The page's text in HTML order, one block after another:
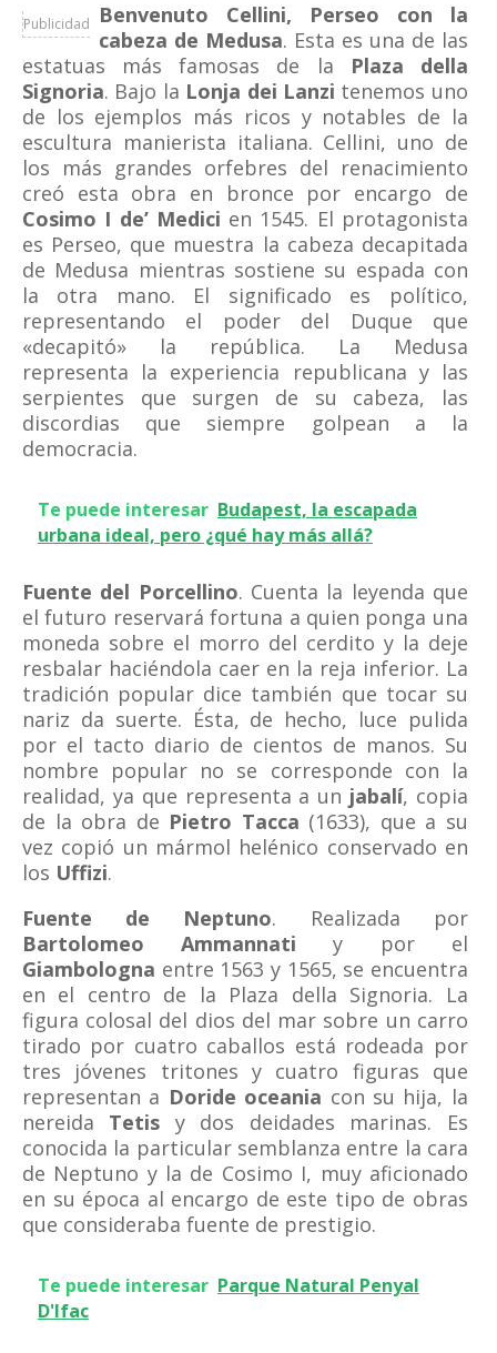
Publicidad
Benvenuto Cellini, Perseo con la
cabeza de Medusa. Esta es una de las
estatuas más famosas de la Plaza della
Signoria. Bajo la Lonja dei Lanzi tenemos uno
de los ejemplos más ricos y notables de la
escultura manierista italiana. Cellini, uno de
los más grandes orfebres del renacimiento
creó esta obra en bronce por encargo de
Cosimo I de’ Medici en 1545. El protagonista
es Perseo, que muestra la cabeza decapitada
de Medusa mientras sostiene su espada con
la otra mano. El significado es político,
representando el poder del Duque que
«decapitó» la república. La Medusa
representa la experiencia republicana y las
serpientes que surgen de su cabeza, las
discordias que siempre golpean a la
democracia.
Te puede interesar Budapest, la escapada
urbana ideal, pero ¿qué hay más allá?
Fuente del Porcellino. Cuenta la leyenda que
el futuro reservará fortuna a quien ponga una
moneda sobre el morro del cerdito y la deje
resbalar haciéndola caer en la reja inferior. La
tradición popular dice también que tocar su
nariz da suerte. Ésta, de hecho, luce pulida
por el tacto diario de cientos de manos. Su
nombre popular no se corresponde con la
realidad, ya que representa a un jabalí, copia
de la obra de Pietro Tacca (1633), que a su
vez copió un mármol helénico conservado en
los Uffizi.
Fuente de Neptuno. Realizada por
Bartolomeo Ammannati y por el
Giambologna entre 1563 y 1565, se encuentra
en el centro de la Plaza della Signoria. La
figura colosal del dios del mar sobre un carro
tirado por cuatro caballos está rodeada por
tres jóvenes tritones y cuatro figuras que
representan a Doride oceania con su hija, la
nereida Tetis y dos deidades marinas. Es
conocida la particular semblanza entre la cara
de Neptuno y la de Cosimo I, muy aficionado
en su época al encargo de este tipo de obras
que consideraba fuente de prestigio.
Te puede interesar Parque Natural Penyal
D'Ifac